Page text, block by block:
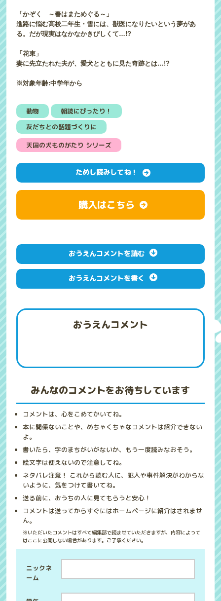
「かぞく ～春はまためぐる～」
進路に悩む高校二年生・雪には、獣医になりたいという夢があ
る。だが現実はなかなかきびしくて…!?
「花束」
妻に先立たれた夫が、愛犬とともに見た奇跡とは…!?
※対象年齢:中学年から
動物
朝読にぴったり！
友だちとの話題づくりに
天国の犬ものがたり シリーズ
ためし読みしてね！
購入はこちら
おうえんコメントを読む
おうえんコメントを書く
おうえんコメント
みんなのコメントをお待ちしています
コメントは、心をこめてかいてね。
本に関係ないことや、めちゃくちゃなコメントは紹介できない
よ。
書いたら、字のまちがいがないか、もう一度読みなおそう。
絵文字は使えないので注意してね。
ネタバレ注意！ これから読む人に、犯人や事件解決がわからな
いように、気をつけて書いてね。
送る前に、おうちの人に見てもらうと安心！
コメントは送ってからすぐにはホームページに紹介はされませ
ん。
※いただいたコメントはすべて編集部で読ませていただきますが、内容によって
はここに公開しない場合があります。ご了承ください。
ニックネ
ーム